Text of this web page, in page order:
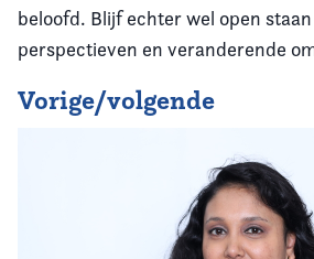
beloofd. Blijf echter wel open
perspectieven en veranderende
Vorige/volgende